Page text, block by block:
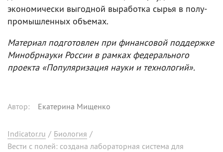
экономически выгодной выработка сырья в полу-
промышленных объемах.
Материал подготовлен при финансовой поддержке
Минобрнауки России в рамках федерального
проекта «Популяризация науки и технологий».
Автор: Екатерина Мищенко
Indicator.ru / Биология /
Вести с полей: создана лабораторная система для